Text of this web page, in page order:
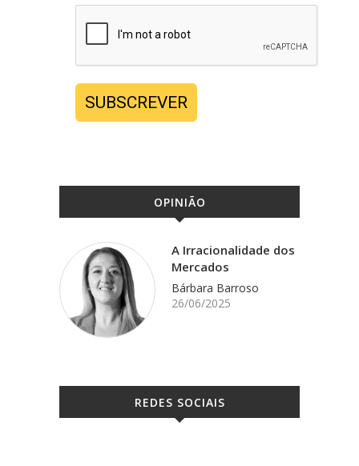
SUBSCREVER
OPINIÃO
A Irracionalidade dos
Mercados
Bárbara Barroso
26/06/2025
REDES SOCIAIS